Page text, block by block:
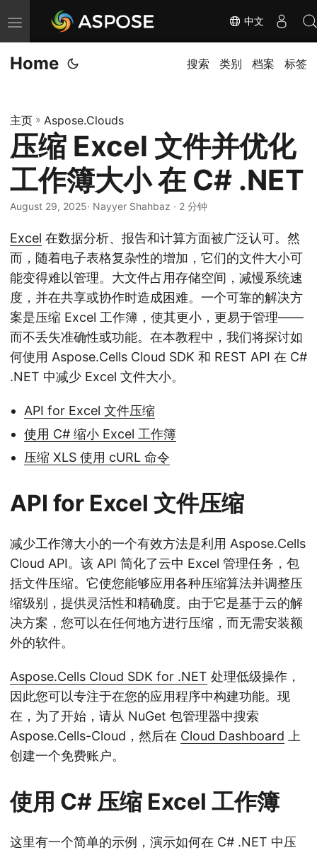
切
换
导
中文
Home 搜索 类别 档案 标签
主页 » Aspose.Clouds
压缩 Excel 文件并优化
工作簿大小 在 C# .NET
August 29, 2025· Nayyer Shahbaz · 2 分钟
Excel 在数据分析、报告和计算方面被广泛认可。然
而，随着电子表格复杂性的增加，它们的文件大小可
能变得难以管理。大文件占用存储空间，减慢系统速
度，并在共享或协作时造成困难。一个可靠的解决方
案是压缩 Excel 工作簿，使其更小，更易于管理——
而不丢失准确性或功能。在本教程中，我们将探讨如
何使用 Aspose.Cells Cloud SDK 和 REST API 在 C#
.NET 中减少 Excel 文件大小。
API for Excel 文件压缩
使用 C# 缩小 Excel 工作簿
压缩 XLS 使用 cURL 命令
API for Excel 文件压缩
减少工作簿大小的一个有效方法是利用 Aspose.Cells
Cloud API。该 API 简化了云中 Excel 管理任务，包
括文件压缩。它使您能够应用各种压缩算法并调整压
缩级别，提供灵活性和精确度。由于它是基于云的解
决方案，您可以在任何地方进行压缩，而无需安装额
外的软件。
Aspose.Cells Cloud SDK for .NET 处理低级操作，
因此您可以专注于在您的应用程序中构建功能。现
在，为了开始，请从 NuGet 包管理器中搜索
Aspose.Cells-Cloud，然后在 Cloud Dashboard 上
创建一个免费账户。
使用 C# 压缩 Excel 工作簿
这里有一个简单的示例，演示如何在 C# .NET 中压